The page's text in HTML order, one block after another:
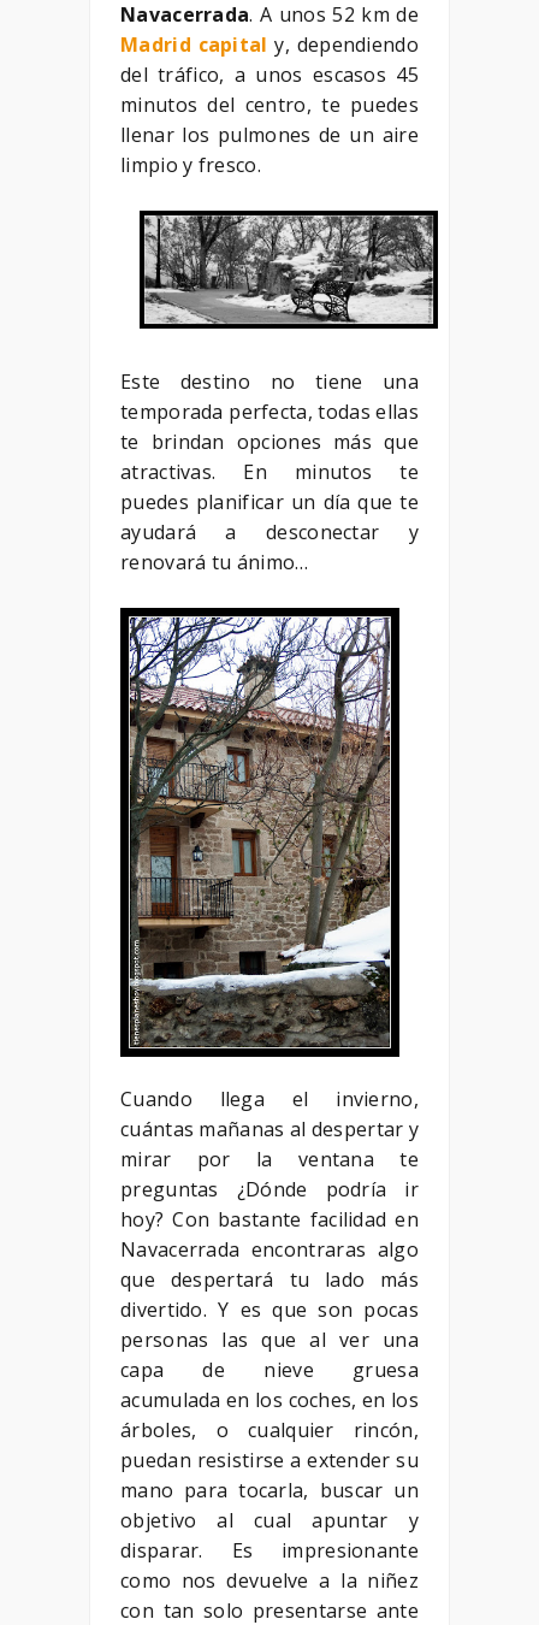
Navacerrada. A unos 52 km de
Madrid capital y, dependiendo
del tráfico, a unos escasos 45
minutos del centro, te puedes
llenar los pulmones de un aire
limpio y fresco.
Este destino no tiene una
temporada perfecta, todas ellas
te brindan opciones más que
atractivas. En minutos te
puedes planificar un día que te
ayudará a desconectar y
renovará tu ánimo…
Cuando llega el invierno,
cuántas mañanas al despertar y
mirar por la ventana te
preguntas ¿Dónde podría ir
hoy? Con bastante facilidad en
Navacerrada encontraras algo
que despertará tu lado más
divertido. Y es que son pocas
personas las que al ver una
capa de nieve gruesa
acumulada en los coches, en los
árboles, o cualquier rincón,
puedan resistirse a extender su
mano para tocarla, buscar un
objetivo al cual apuntar y
disparar. Es impresionante
como nos devuelve a la niñez
con tan solo presentarse ante